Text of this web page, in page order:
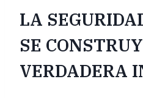
LA
SE
VERDADERA